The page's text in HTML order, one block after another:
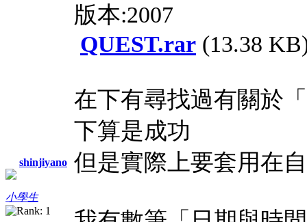
shinjiyano
小學生
版本:2007
QUEST.rar (13.38
在下有尋找過有關於
下算是成功
但是實際上要套用在